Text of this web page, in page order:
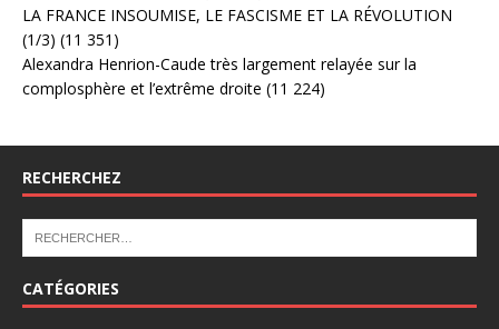
LA FRANCE INSOUMISE, LE FASCISME ET LA RÉVOLUTION
(1/3) (11 351)
Alexandra Henrion-Caude très largement relayée sur la
complosphère et l’extrême droite (11 224)
RECHERCHEZ
CATÉGORIES